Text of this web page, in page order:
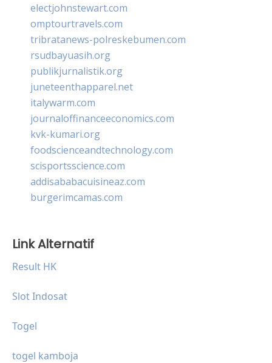
electjohnstewart.com
omptourtravels.com
tribratanews-polreskebumen.com
rsudbayuasih.org
publikjurnalistik.org
juneteenthapparel.net
italywarm.com
journaloffinanceeconomics.com
kvk-kumari.org
foodscienceandtechnology.com
scisportsscience.com
addisababacuisineaz.com
burgerimcamas.com
Link Alternatif
Result HK
Slot Indosat
Togel
togel kamboja